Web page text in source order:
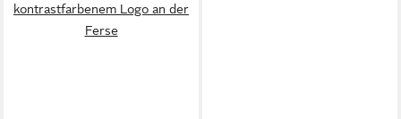
kontrastfarbenem Logo an der
Ferse